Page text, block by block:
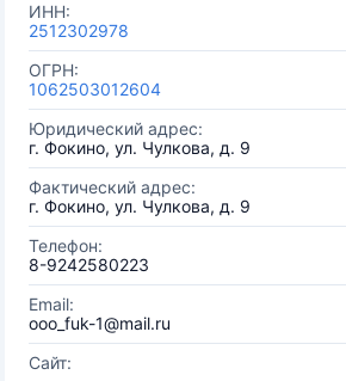
ИНН:
2512302978
ОГРН:
1062503012604
Юридический адрес:
г. Фокино, ул. Чулкова, д. 9
Фактический адрес:
г. Фокино, ул. Чулкова, д. 9
Телефон:
8-9242580223
Email:
ooo_fuk-1@mail.ru
Сайт: